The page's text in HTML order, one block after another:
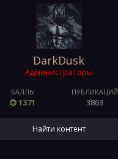
DarkDusk
Администраторы
БАЛЛЫ
1371
ПУБЛИКАЦИЙ
3863
Найти контент